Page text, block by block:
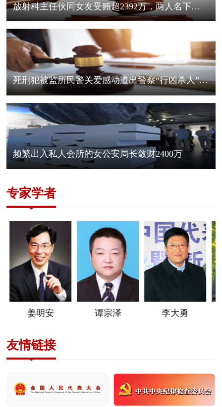
放射科主任伙同女友受贿超2392万，两人名下房产31套，双双获刑
死刑犯被监所民警关爱感动道出警察“行凶杀人”案真凶
频繁出入私人会所的女公安局长敛财2400万
专家学者
姜明安 谭宗泽 李大勇
友情链接